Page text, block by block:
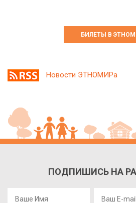
БИЛЕТЫ В
Новости ЭТНОМИРа
ПОДПИШИСЬ НА